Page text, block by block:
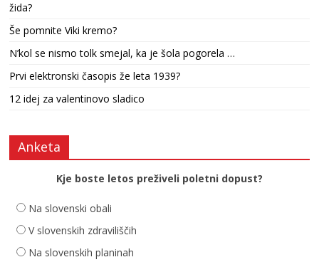
žida?
Še pomnite Viki kremo?
N’kol se nismo tolk smejal, ka je šola pogorela …
Prvi elektronski časopis že leta 1939?
12 idej za valentinovo sladico
Anketa
Kje boste letos preživeli poletni dopust?
Na slovenski obali
V slovenskih zdraviliščih
Na slovenskih planinah